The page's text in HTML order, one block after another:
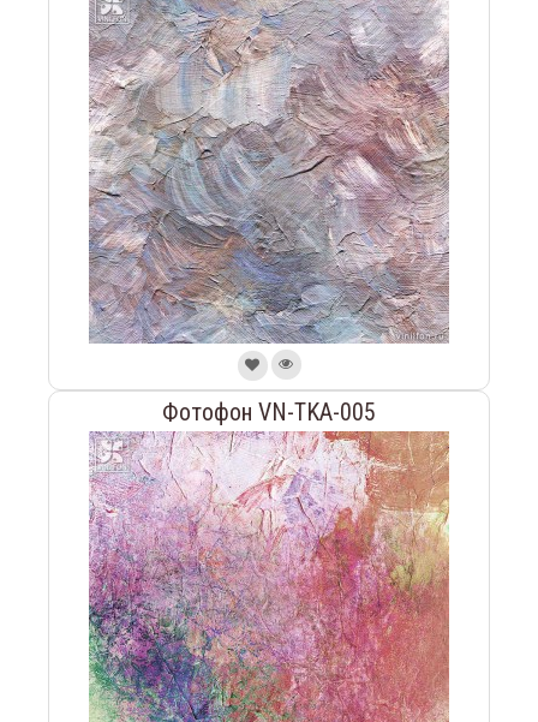
Фотофон VN-TKA-005